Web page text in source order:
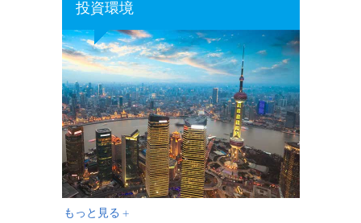
投資環境
もっと見る +